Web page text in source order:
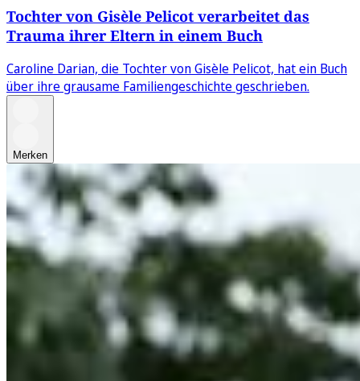
Tochter von Gisèle Pelicot verarbeitet das
Trauma ihrer Eltern in einem Buch
Caroline Darian, die Tochter von Gisèle Pelicot, hat ein Buch
über ihre grausame Familiengeschichte geschrieben.
Merken